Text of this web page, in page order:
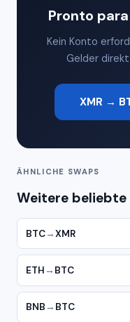
Pronto
Kein Konto
Gelder
XMR →
ÄHNLICHE SWAPS
Weitere beliebte
BTC→XMR
ETH → BTC
BNB → BTC